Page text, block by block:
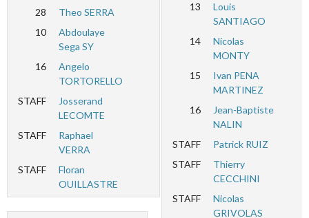
28
Theo SERRA
10
Abdoulaye
Sega SY
16
Angelo
TORTORELLO
STAFF
Josserand
LECOMTE
STAFF
Raphael
VERRA
STAFF
Floran
OUILLASTRE
13
Louis
SANTIAGO
14
Nicolas
MONTY
15
Ivan PENA
MARTINEZ
16
Jean-Baptiste
NALIN
STAFF
Patrick RUIZ
STAFF
Thierry
CECCHINI
STAFF
Nicolas
GRIVOLAS